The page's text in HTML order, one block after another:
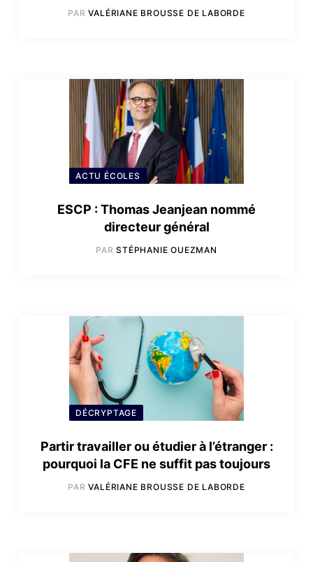
PARVALÉRIANE BROUSSE DE LABORDE
ACTU ÉCOLES
ESCP : Thomas Jeanjean nommé
directeur général
PARSTÉPHANIE OUEZMAN
DÉCRYPTAGE
Partir travailler ou étudier à l’étranger :
pourquoi la CFE ne suffit pas toujours
PARVALÉRIANE BROUSSE DE LABORDE